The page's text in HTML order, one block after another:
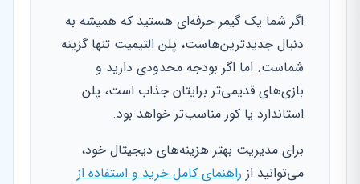
اگر شما یک گیمر حرفه‌ای هستید که همیشه به
دنبال جدیدترین‌هاست، پلن التیمیت تنها گزینه
شماست. اما اگر بودجه محدودی دارید و
بازی‌های قدیمی‌تر برایتان جذاب است، پلن
استاندارد یا کور مناسب‌تر خواهد بود.
برای مدیریت بهتر هزینه‌های دیجیتال خود،
می‌توانید از راهنمای کامل خرید و استفاده از